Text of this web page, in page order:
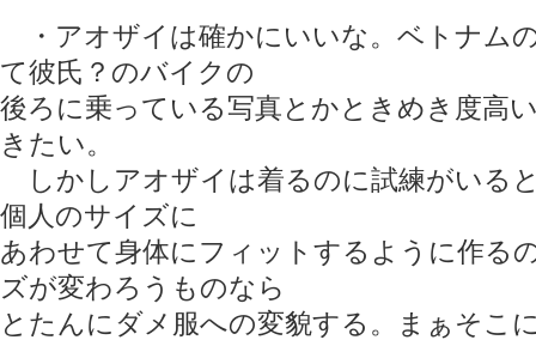
・アオザイは確かにいいな。ベトナム
て彼氏？のバイクの
後ろに乗っている写真とかときめき度高
きたい。
しかしアオザイは着るのに試練がいる
個人のサイズに
あわせて身体にフィットするように作る
ズが変わろうものなら
とたんにダメ服への変貌する。まぁそこ